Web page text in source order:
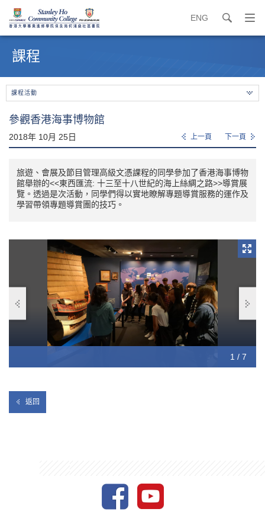
ENG search
打
開
始
課程
課程活動
參觀香港海事博物館
2018年 10月 25日 上一頁 下一頁
旅遊、會展及節目管理高級文憑課程的同學參加了香港海事博物
館舉辦的<<東西匯流: 十三至十八世紀的海上絲綢之路>>導賞展
覽。透過是次活動，同學們得以實地瞭解專題導賞服務的運作及
學習帶領專題導賞團的技巧。
1 / 7
2 / 7
3 / 7
4 / 7
5 / 7
6 / 7
7 / 7
返回